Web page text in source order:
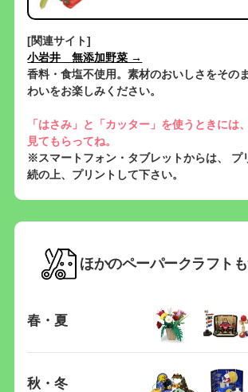
[関連サイト]
小岩井 無添加野菜 →
香料・食塩不使用。素材のおいしさをその
わいをお楽しみください。
「はさみ」と「カッター」を使うときには
見てもらってね。
※スマートフォン・タブレットからは、 プ
続の上、プリントして下さい。
ほかのペーパークラフトも
春・夏
秋・冬